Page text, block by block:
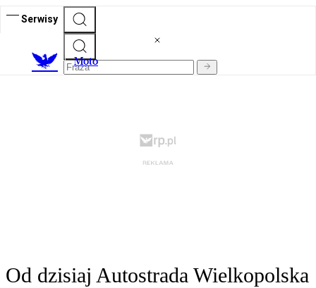
Serwisy
Moto
Od dzisiaj Autostrada Wielkopolska